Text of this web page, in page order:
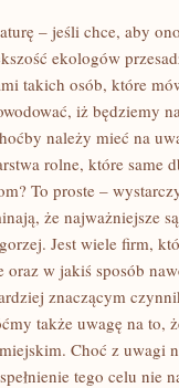
– jeśli chce, aby
ekologów
takich osób, które
iż będziemy
należy mieć na
rolne, które same
To proste –
że najważniejsze
Jest wiele firm,
w jakiś sposób
znaczącym
także uwagę na to,
Choć z uwagi
tego celu nie